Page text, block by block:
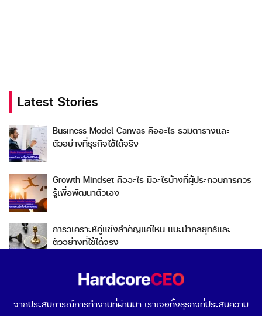
Latest Stories
Business Model Canvas คืออะไร รวมตารางและ
ตัวอย่างที่ธุรกิจใช้ได้จริง
Growth Mindset คืออะไร มีอะไรบ้างที่ผู้ประกอบการควร
รู้เพื่อพัฒนาตัวเอง
การวิเคราะห์คู่แข่งสำคัญแค่ไหน แนะนำกลยุทธ์และ
ตัวอย่างที่ใช้ได้จริง
Go To Market คืออะไร เลือกกลยุทธ์การเข้าสู่ตลาดต่าง
จากประสบการณ์การทำงานที่ผ่านมา เราเจอทั้งธุรกิจที่ประสบความ